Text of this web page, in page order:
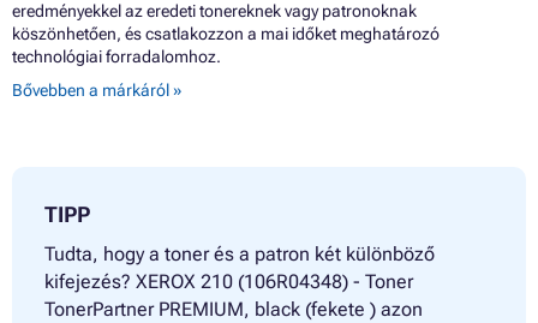
eredményekkel az eredeti tonereknek vagy patronoknak
köszönhetően, és csatlakozzon a mai időket meghatározó
technológiai forradalomhoz.
Bővebben a márkáról »
TIPP
Tudta, hogy a toner és a patron két különböző
kifejezés? XEROX 210 (106R04348) - Toner
TonerPartner PREMIUM, black (fekete ) azon